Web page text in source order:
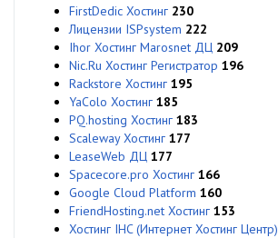
FirstDedic Хостинг 230
Лицензии ISPsystem 222
Ihor Хостинг Marosnet ДЦ 209
Nic.Ru Хостинг Регистратор 196
Rackstore Хостинг 195
YaColo Хостинг 185
PQ.hosting Хостинг 183
Scaleway Хостинг 177
LeaseWeb ДЦ 177
Spacecore.pro Хостинг 166
Google Cloud Platform 160
FriendHosting.net Хостинг 153
Хостинг IHC (Интернет Хостинг Центр)